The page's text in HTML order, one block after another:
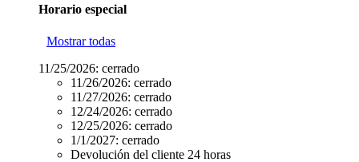
Horario especial
Mostrar todas
11/25/2026: cerrado
11/26/2026: cerrado
11/27/2026: cerrado
12/24/2026: cerrado
12/25/2026: cerrado
1/1/2027: cerrado
Devolución del cliente 24 horas